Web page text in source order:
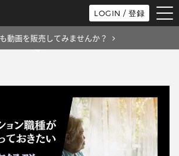
LOGIN / 登録
動画を販売してみませんか？